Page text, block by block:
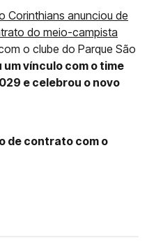
Corinthians anunciou de
do meio-campista
o clube do Parque São
vínculo com o time
e celebrou o novo
de contrato com o